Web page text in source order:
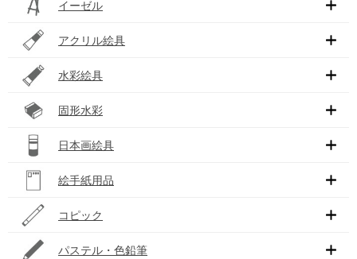
イーゼル
アクリル絵具
水彩絵具
固形水彩
日本画絵具
絵手紙用品
コピック
パステル・色鉛筆